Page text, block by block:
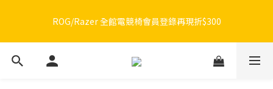
300
ROG/Razer 全館電競椅會員登錄再現折$300
🔥品牌限定滿額折🔥ROG周邊滿1500折100 / 2500折200 / 3000折